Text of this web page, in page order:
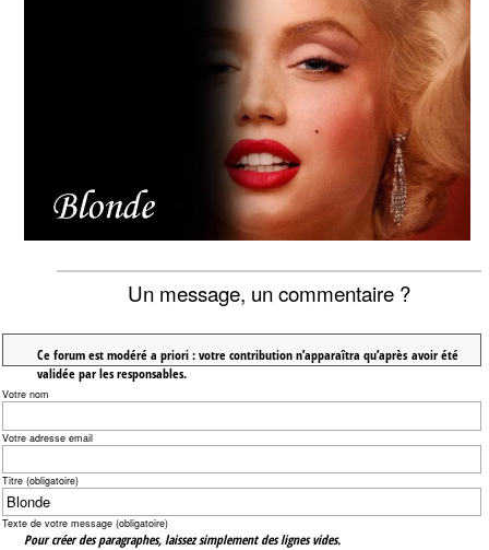
Un message, un commentaire ?
Ce forum est modéré a priori : votre contribution n’apparaîtra qu’après avoir été
validée par les responsables.
Votre nom
Votre adresse email
Titre (obligatoire)
Texte de votre message (obligatoire)
Pour créer des paragraphes, laissez simplement des lignes vides.